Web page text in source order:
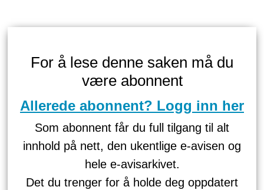
For å lese denne saken må du
være abonnent
Allerede abonnent? Logg inn her
Som abonnent får du full tilgang til alt
innhold på nett, den ukentlige e-avisen og
hele e-avisarkivet.
Det du trenger for å holde deg oppdatert